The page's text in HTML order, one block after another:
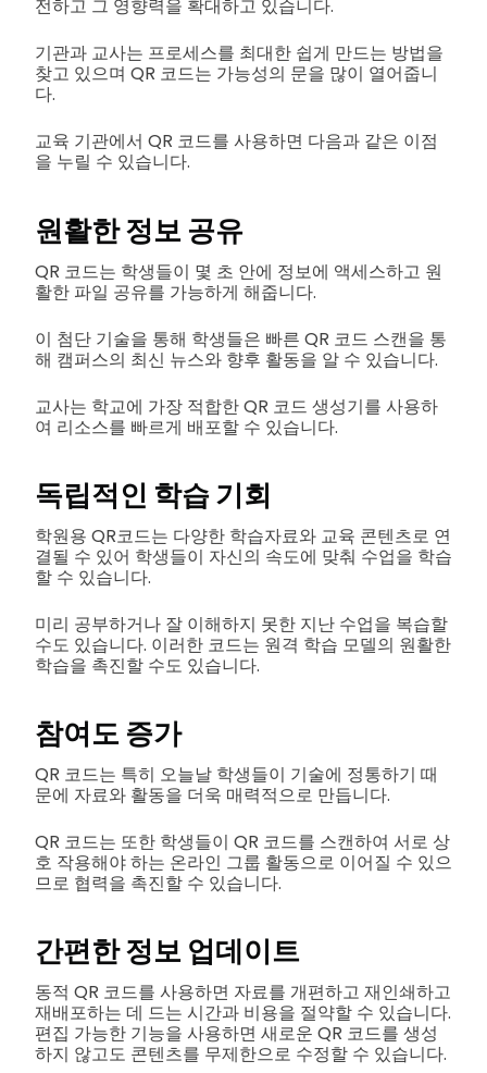
전하고 그 영향력을 확대하고 있습니다.
기관과 교사는 프로세스를 최대한 쉽게 만드는 방법을
찾고 있으며 QR 코드는 가능성의 문을 많이 열어줍니
다.
교육 기관에서 QR 코드를 사용하면 다음과 같은 이점
을 누릴 수 있습니다.
원활한 정보 공유
QR 코드는 학생들이 몇 초 안에 정보에 액세스하고 원
활한 파일 공유를 가능하게 해줍니다.
이 첨단 기술을 통해 학생들은 빠른 QR 코드 스캔을 통
해 캠퍼스의 최신 뉴스와 향후 활동을 알 수 있습니다.
교사는 학교에 가장 적합한 QR 코드 생성기를 사용하
여 리소스를 빠르게 배포할 수 있습니다.
독립적인 학습 기회
학원용 QR코드는 다양한 학습자료와 교육 콘텐츠로 연
결될 수 있어 학생들이 자신의 속도에 맞춰 수업을 학습
할 수 있습니다.
미리 공부하거나 잘 이해하지 못한 지난 수업을 복습할
수도 있습니다. 이러한 코드는 원격 학습 모델의 원활한
학습을 촉진할 수도 있습니다.
참여도 증가
QR 코드는 특히 오늘날 학생들이 기술에 정통하기 때
문에 자료와 활동을 더욱 매력적으로 만듭니다.
QR 코드는 또한 학생들이 QR 코드를 스캔하여 서로 상
호 작용해야 하는 온라인 그룹 활동으로 이어질 수 있으
므로 협력을 촉진할 수 있습니다.
간편한 정보 업데이트
동적 QR 코드를 사용하면 자료를 개편하고 재인쇄하고
재배포하는 데 드는 시간과 비용을 절약할 수 있습니다.
편집 가능한 기능을 사용하면 새로운 QR 코드를 생성
하지 않고도 콘텐츠를 무제한으로 수정할 수 있습니다.